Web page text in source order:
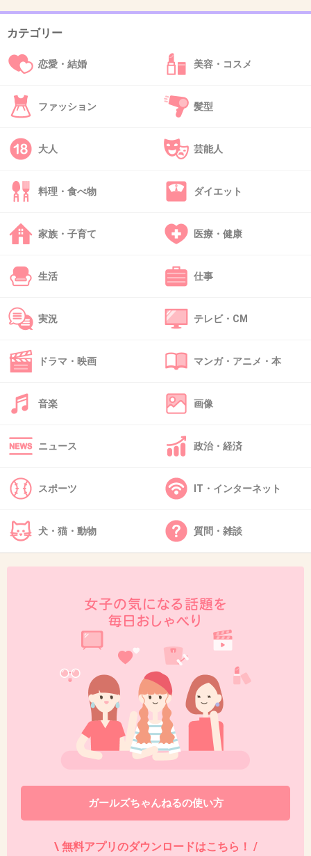
38. 匿名
欅って書けないを見ると意外と可愛い子が多いことが分か
る
まいやんみたいな華はないけど
39. 匿名 2015/12/30(水) 11:50:00
可愛い顔に生まれるって得だね～www
他人の足引っ張るために生まれてきたんだもんね君たちw
40. 匿名
おっぱいーーーっ♡
+11
41. 匿名
私も21人で喋るの？
って思って調べたら
3人ずつ時間を区切って
喋るみたいだよ
+18
AKBグループは性的にも、生理的にも気色悪い感じしかな
い。未成年なのに男関連凄いし。
+4
43. 匿名2015/12/30(水) 13:23:28
1番人気の渡辺さん、私も喋れなくて驚いた。
カテゴリー
恋愛・結婚 美容・コスメ
ファッション 髪型
大人 芸能人
料理・食べ物 ダイエット
家族・子育て 医療・健康
生活 仕事
実況 テレビ・CM
ドラマ・映画 マンガ・アニメ・本
音楽 画像
ニュース 政治・経済
スポーツ IT・インターネット
犬・猫・動物 質問・雑談
ガールズちゃんねるの使い方
\ 無料アプリのダウンロードはこちら！ /